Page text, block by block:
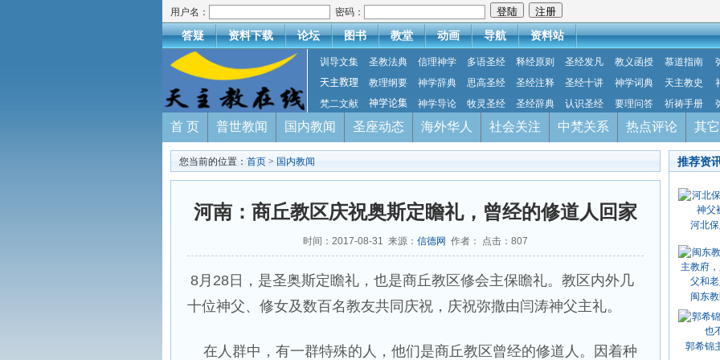
用户名： 密码：
答疑 资料下载 论坛 图书 教堂 动画 导航 资料站
训导文集 圣教法典 信理神学 多语圣经 释经原则 圣经发凡 教义函授 慕道指南
天主教理
教理纲要 神学辞典 思高圣经 圣经注释 圣经十讲 神学词典 天主教史
梵二文献
神学论集 神学导论 牧灵圣经 圣经辞典 认识圣经 要理问答 祈祷手册
首 页 普世教闻 国内教闻 圣座动态 海外华人 社会关注 中梵关系 热点评论 其
您当前的位置： 首页 > 国内教闻
河南：商丘教区庆祝奥斯定瞻礼，曾经的修道人回家
时间：2017-08-31 来源： 信德网 作者： 点击： 807
8月28日，是圣奥斯定瞻礼，也是商丘教区修会主保瞻礼。教区内外几
十位神父、修女及数百名教友共同庆祝，庆祝弥撒由闫涛神父主礼。
在人群中，有一群特殊的人，他们是商丘教区曾经的修道人。因着种
推荐资
河北
闽东
郭希锦